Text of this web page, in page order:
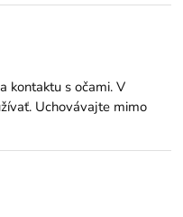
kontaktu s očami. V
Uchovávajte mimo